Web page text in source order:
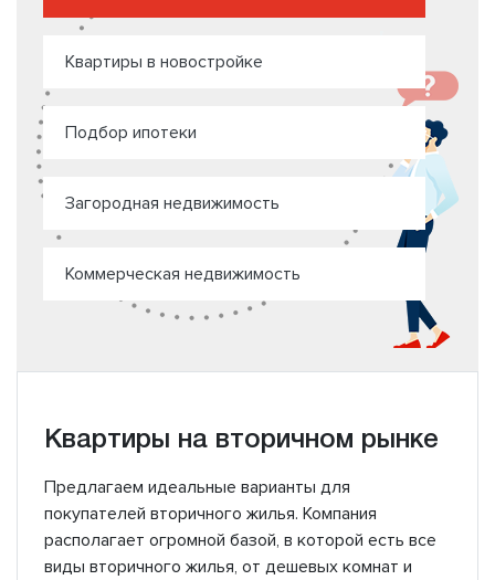
Квартиры в новостройке
Подбор ипотеки
Загородная недвижимость
Коммерческая недвижимость
Квартиры на вторичном рынке
Предлагаем идеальные варианты для
покупателей вторичного жилья. Компания
располагает огромной базой, в которой есть все
виды вторичного жилья, от дешевых комнат и